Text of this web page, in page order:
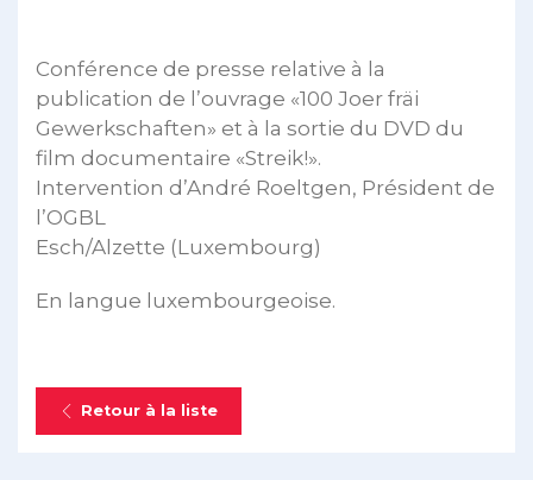
Conférence de presse relative à la
publication de l’ouvrage «100 Joer fräi
Gewerkschaften» et à la sortie du DVD du
film documentaire «Streik!».
Intervention d’André Roeltgen, Président de
l’OGBL
Esch/Alzette (Luxembourg)
En langue luxembourgeoise.
Retour à la liste